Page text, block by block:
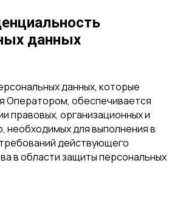
данных
данных, которые
Оператором, обеспечивается
правовых, организационных и
необходимых для выполнения в
действующего
в области защиты персональных